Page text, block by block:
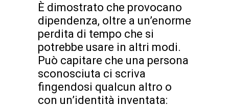
È dimostrato che provocano
dipendenza, oltre a un’enorme
perdita di tempo che si
potrebbe usare in altri modi.
Può capitare che una persona
sconosciuta ci scriva
fingendosi qualcun altro o
con un’identità inventata: